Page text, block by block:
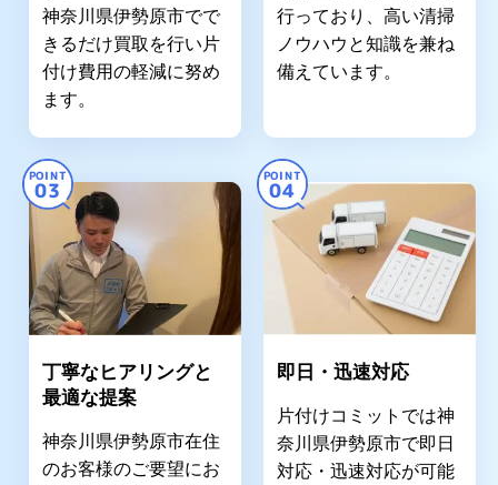
神奈川県伊勢原市でで
きるだけ買取を行い片
付け費用の軽減に努め
ます。
行っており、高い清掃
ノウハウと知識を兼ね
備えています。
POINT
03
丁寧なヒアリングと
最適な提案
神奈川県伊勢原市在住
のお客様のご要望にお
POINT
04
即日・迅速対応
片付けコミットでは神
奈川県伊勢原市で即日
対応・迅速対応が可能